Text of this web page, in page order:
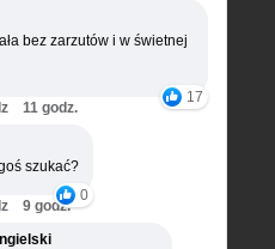
bez zarzutów i w świetnej
17
11 godz.
szukać?
0
9 godz.